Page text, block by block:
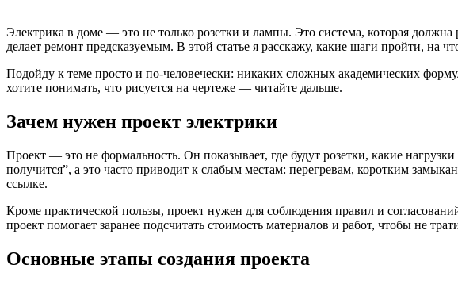
Электрика в доме — это не только розетки и лампы. Это система, которая
делает ремонт предсказуемым. В этой статье я расскажу, какие шаги пройти, на
Подойду к теме просто и по-человечески: никаких сложных академических
хотите понимать, что рисуется на чертеже — читайте дальше.
Зачем нужен проект электрики
Проект — это не формальность. Он показывает, где будут розетки, какие
получится”, а это часто приводит к слабым местам: перегревам, коротким
ссылке.
Кроме практической пользы, проект нужен для соблюдения правил и
проект помогает заранее подсчитать стоимость материалов и работ, чтобы не
Основные этапы создания проекта